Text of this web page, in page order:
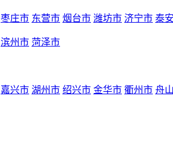
枣庄市 东营市 烟台市 潍坊市 济宁市 泰
滨州市 菏泽市
嘉兴市 湖州市 绍兴市 金华市 衢州市 舟